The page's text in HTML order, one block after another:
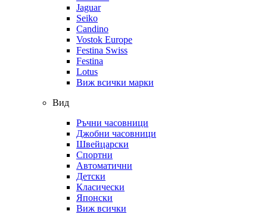
Jaguar
Seiko
Candino
Vostok Europe
Festina Swiss
Festina
Lotus
Виж всички марки
Вид
Ръчни часовници
Джобни часовници
Швейцарски
Спортни
Автоматични
Детски
Класически
Японски
Виж всички